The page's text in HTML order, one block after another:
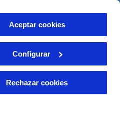
Aceptar cookies
Configurar
Rechazar cookies
ES